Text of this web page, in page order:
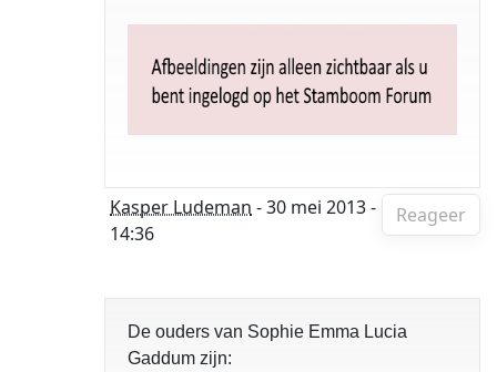
Reageer
Kasper Ludeman - 30 mei 2013 -
14:36
De ouders van Sophie Emma Lucia
Gaddum zijn: